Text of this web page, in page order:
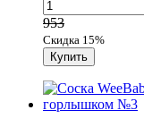
953
Скидка 15%